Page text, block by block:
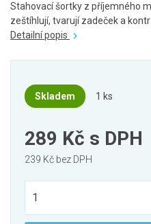
Stahovací šortky z příjemného
zeštíhlují, tvarují zadeček a
Detailní popis
Skladem 1 ks
289 Kč s DPH
239 Kč bez DPH